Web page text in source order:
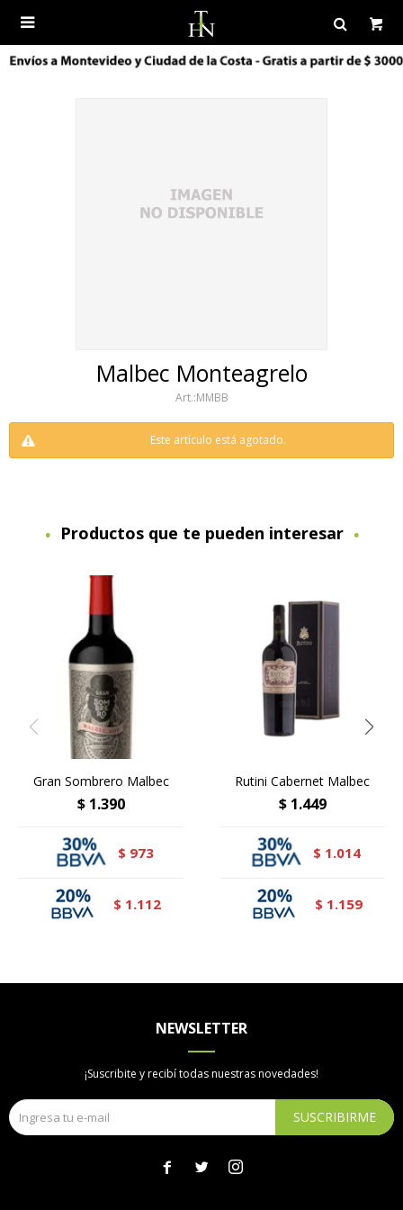

Malbec Monteagrelo
MMBB
Este artículo está agotado.
Productos que te pueden interesar
Gran Sombrero Malbec
$ 1.390
$ 973
$ 1.112
Rutini Cabernet Malbec
$ 1.449
$ 1.014
$ 1.159
NEWSLETTER
¡Suscribite y recibí todas nuestras novedades!
SUSCRIBIRME
  